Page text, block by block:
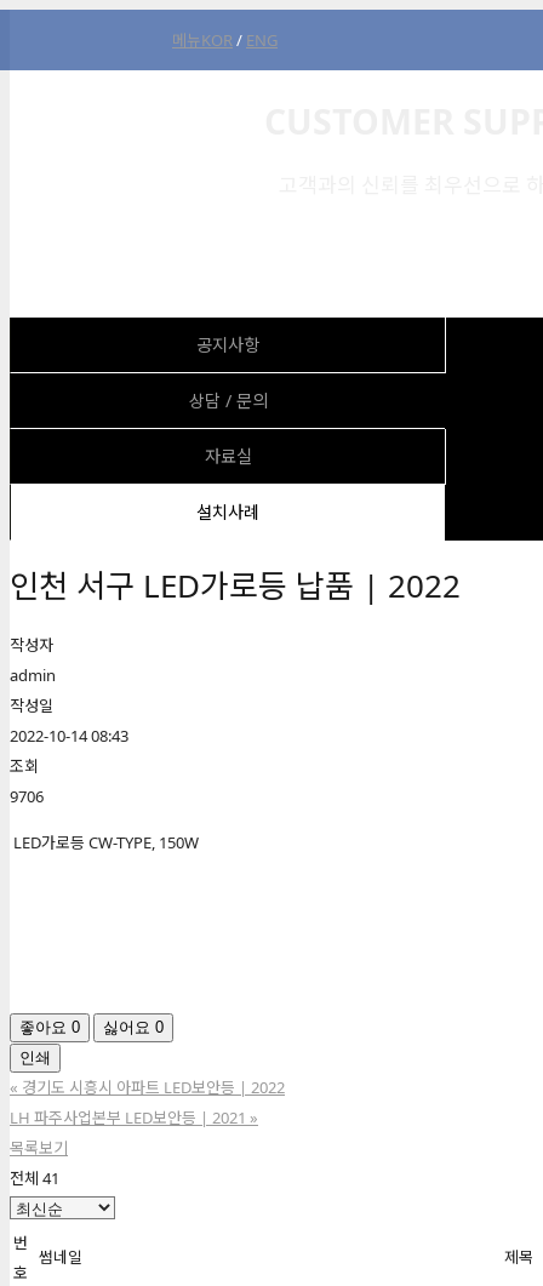
메뉴KOR/ ENG
공지사항
상담 / 문의
자료실
설치사례
인천 서구 LED가로등 납품 | 2022
작성자
admin
작성일
2022-10-14 08:43
조회
9706
LED가로등 CW-TYPE, 150W
좋아요 0 싫어요 0
인쇄
« 경기도 시흥시 아파트 LED보안등 | 2022
LH 파주사업본부 LED보안등 | 2021 »
목록보기
전체 41
번
호
썸네일 제목